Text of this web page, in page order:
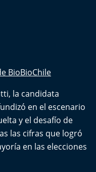
BioBioChile
la candidata
en el escenario
y el desafío de
las cifras que logró
en las elecciones